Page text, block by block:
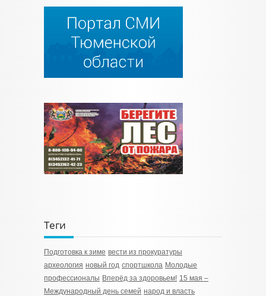
Теги
Подготовка к зиме вести из прокуратуры
археология новый год спортшкола Молодые
профессионалы Вперёд за здоровьем! 15 мая –
Международный день семей народ и власть